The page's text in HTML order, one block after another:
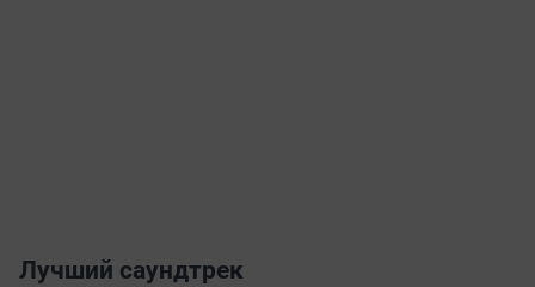
Лучший саундтрек